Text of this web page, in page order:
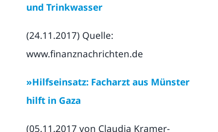
und Trinkwasser
(24.11.2017) Quelle:
www.finanznachrichten.de
»Hilfseinsatz: Facharzt aus Münster
hilft in Gaza
(05.11.2017 von Claudia Kramer-